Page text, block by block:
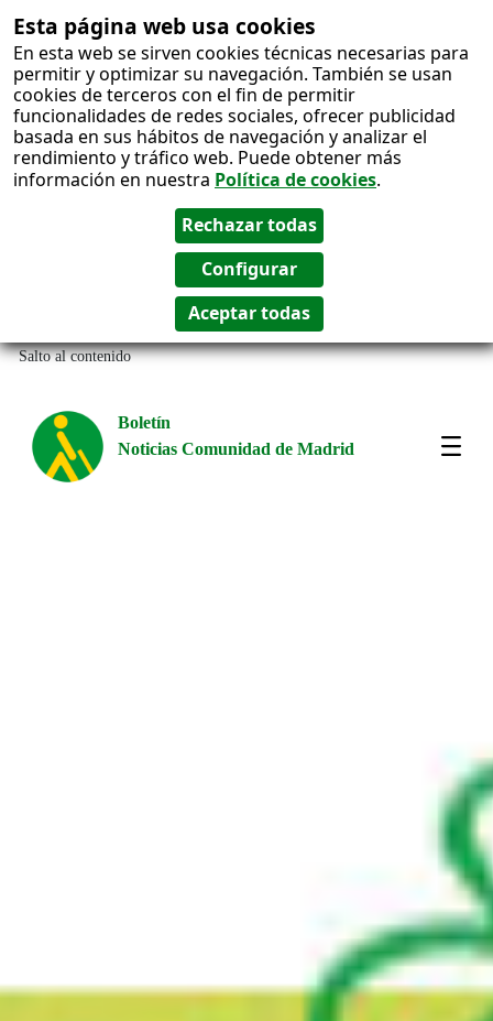
Esta página web usa cookies
En esta web se sirven cookies técnicas necesarias para
permitir y optimizar su navegación. También se usan
cookies de terceros con el fin de permitir
funcionalidades de redes sociales, ofrecer publicidad
basada en sus hábitos de navegación y analizar el
rendimiento y tráfico web. Puede obtener más
información en nuestra Política de cookies.
Salto al contenido
Boletín
Noticias Comunidad de Madrid